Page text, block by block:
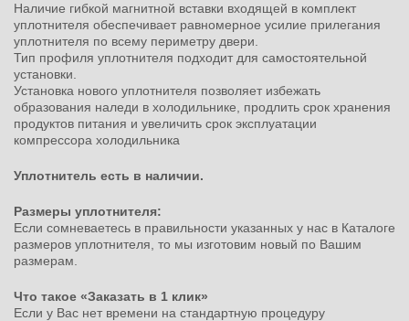
Наличие гибкой магнитной вставки входящей в комплект
уплотнителя обеспечивает равномерное усилие прилегания
уплотнителя по всему периметру двери.
Тип профиля уплотнителя подходит для самостоятельной
установки.
Установка нового уплотнителя позволяет избежать
образования наледи в холодильнике, продлить срок хранения
продуктов питания и увеличить срок эксплуатации
компрессора холодильника
Уплотнитель есть в наличии.
Размеры уплотнителя:
Если сомневаетесь в правильности указанных у нас в Каталоге
размеров уплотнителя, то мы изготовим новый по Вашим
размерам.
Что такое «Заказать в 1 клик»
Если у Вас нет времени на стандартную процедуру